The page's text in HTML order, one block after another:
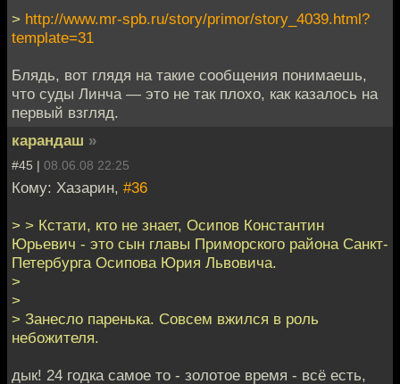
> http://www.mr-spb.ru/story/primor/story_4039.html?
template=31
Блядь, вот глядя на такие сообщения понимаешь,
что суды Линча — это не так плохо, как казалось на
первый взгляд.
карандаш »
#45 | 08.06.08 22:25
Кому: Хазарин, #36
> > Кстати, кто не знает, Осипов Константин
Юрьевич - это сын главы Приморского района Санкт-
Петербурга Осипова Юрия Львовича.
>
>
> Занесло паренька. Совсем вжился в роль
небожителя.
дык! 24 годка самое то - золотое время - всё есть,